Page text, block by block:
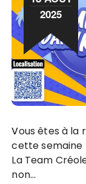
2025
Vous êtes à la recherche d’idées de sorties pour
cette semaine
La Team
non…